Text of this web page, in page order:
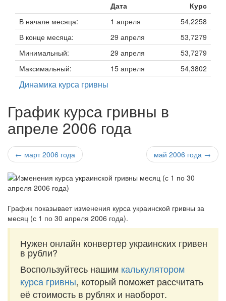
Дата
Курс
В начале месяца:
1 апреля
54,2258
В конце месяца:
29 апреля
53,7279
Минимальный:
29 апреля
53,7279
Максимальный:
15 апреля 54,3802
Динамика курса гривны
График курса гривны в
апреле 2006 года
← март 2006 года май 2006 года →
График показывает изменения курса украинской гривны за
месяц (с 1 по 30 апреля 2006 года).
Нужен онлайн конвертер украинских гривен
в рубли?
Воспользуйтесь нашим калькулятором
курса гривны, который поможет рассчитать
её стоимость в рублях и наоборот.